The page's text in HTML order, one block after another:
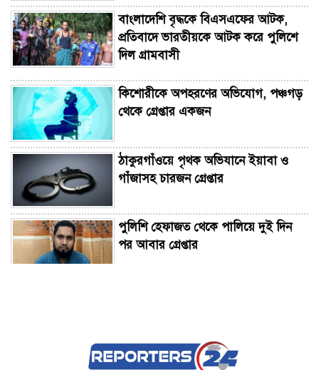
বাংলাদেশি বৃদ্ধকে বিএসএফের আটক,
প্রতিবাদে ভারতীয়কে আটক করে পুলিশে
দিল গ্রামবাসী
কিশোরীকে অপহরণের অভিযোগ, পঞ্চগড়
থেকে গ্রেপ্তার একজন
ঠাকুরগাঁওয়ে পৃথক অভিযানে ইয়াবা ও
গাঁজাসহ চারজন গ্রেপ্তার
পুলিশি হেফাজত থেকে পালিয়ে দুই দিন
পর আবার গ্রেপ্তার
ময়মনসিংহ উন্নয়ন কর্তৃপক্ষের সঙ্গে প্রতিমন্ত্রী